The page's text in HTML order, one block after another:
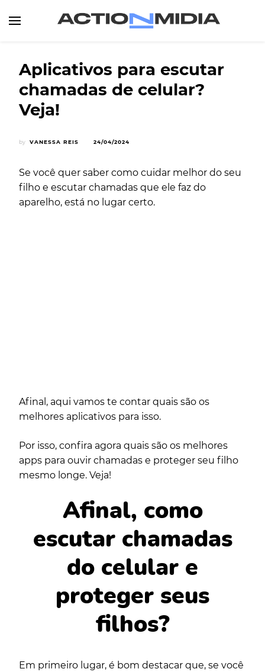
Aplicativos para escutar
chamadas de celular?
Veja!
by VANESSA REIS 24/04/2024
Se você quer saber como cuidar melhor do seu
filho e escutar chamadas que ele faz do
aparelho, está no lugar certo.
Afinal, aqui vamos te contar quais são os
melhores aplicativos para isso.
Por isso, confira agora quais são os melhores
apps para ouvir chamadas e proteger seu filho
mesmo longe. Veja!
Afinal, como
escutar chamadas
do celular e
proteger seus
filhos?
Em primeiro lugar, é bom destacar que, se você